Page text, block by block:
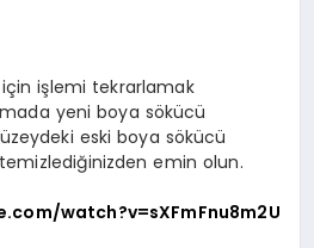
için işlemi tekrarlamak
yeni boya sökücü
eski boya sökücü
temizlediğinizden emin olun.
watch?v=sXFmFnu8m2U